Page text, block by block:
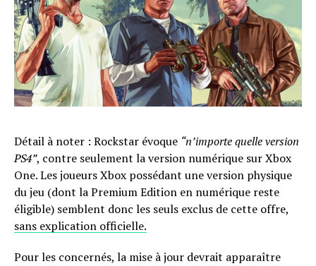
Détail à noter : Rockstar évoque “n’importe quelle version
PS4”, contre seulement la version numérique sur Xbox
One. Les joueurs Xbox possédant une version physique
du jeu (dont la Premium Edition en numérique reste
éligible) semblent donc les seuls exclus de cette offre,
sans explication officielle.
Pour les concernés, la mise à jour devrait apparaître